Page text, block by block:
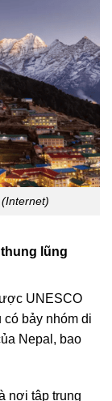
lũng
UNESCO
bảy nhóm di
Nepal, bao
nơi tập trung